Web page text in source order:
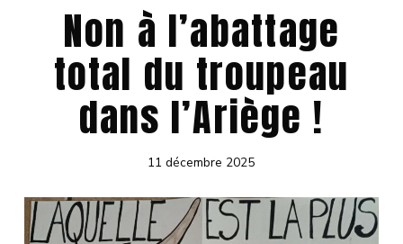
Non à l’abattage
total du troupeau
dans l’Ariège !
11 décembre 2025